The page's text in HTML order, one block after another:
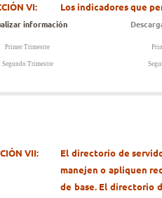
VI: Los indicadores que
información
Primer Trimestre
Segundo Trimestre
VII:
El directorio de
manejen o apliquen
de base. El directorio